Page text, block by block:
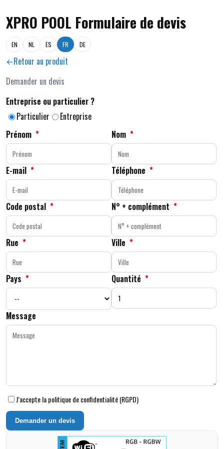
XPRO POOL Formulaire de devis
EN NL ES FR DE
Retour au produit
Demander un devis
Entreprise ou particulier ?
Particulier
Entreprise
Prénom * Nom *
E-mail * Téléphone *
Code postal * N° + complément *
Rue * Ville *
Pays * Quantité *
Message
J’accepte la politique de confidentialité (RGPD)
Demander un devis